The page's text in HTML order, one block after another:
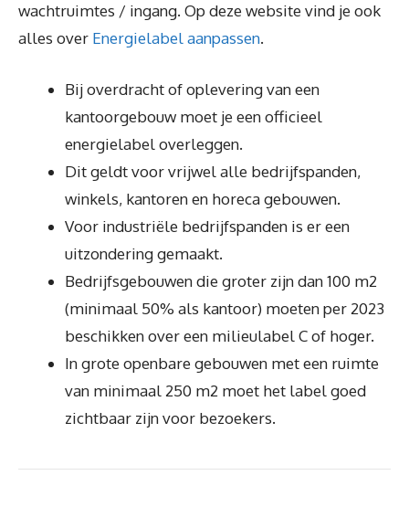
wachtruimtes / ingang. Op deze website vind je ook
alles over Energielabel aanpassen.
Bij overdracht of oplevering van een
kantoorgebouw moet je een officieel
energielabel overleggen.
Dit geldt voor vrijwel alle bedrijfspanden,
winkels, kantoren en horeca gebouwen.
Voor industriële bedrijfspanden is er een
uitzondering gemaakt.
Bedrijfsgebouwen die groter zijn dan 100 m2
(minimaal 50% als kantoor) moeten per 2023
beschikken over een milieulabel C of hoger.
In grote openbare gebouwen met een ruimte
van minimaal 250 m2 moet het label goed
zichtbaar zijn voor bezoekers.